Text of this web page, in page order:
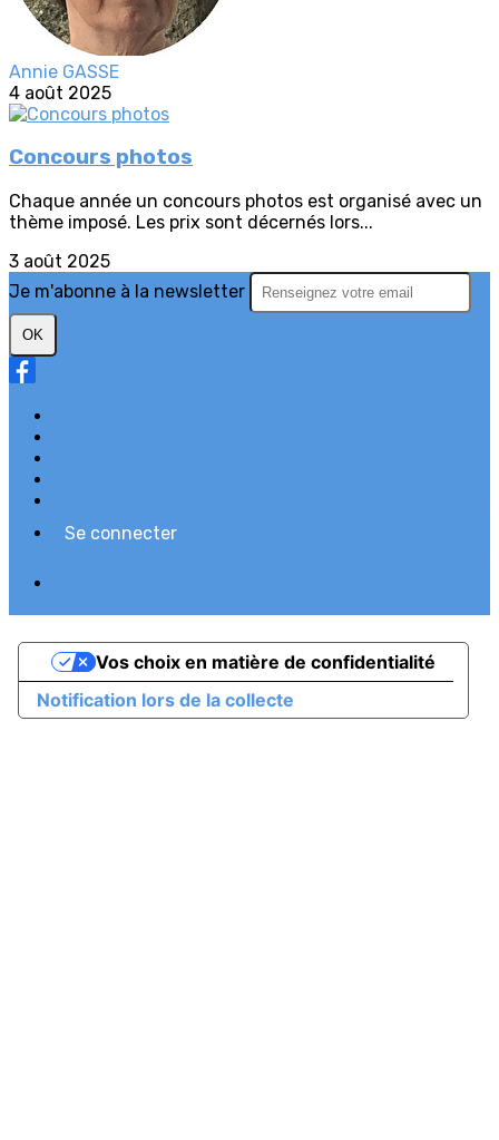
Annie GASSE
4 août 2025
Concours photos
Chaque année un concours photos est organisé avec un
thème imposé. Les prix sont décernés lors...
3 août 2025
Je m'abonne à la newsletter
OK
Se connecter
Notification lors de la collecte
Vos choix en matière de confidentialité